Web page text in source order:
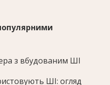
з вбудованим ШІ
ШІ: огляд